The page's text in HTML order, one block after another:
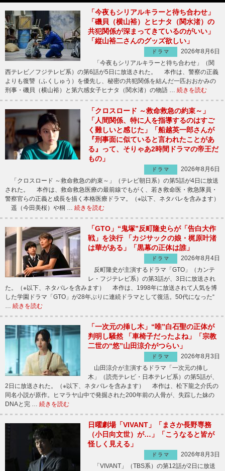
「今夜もシリアルキラーと待ち合わせ」
「磯貝（横山裕）とヒナタ（関水渚）の
共犯関係が深まってきているのがいい」
「縦山裕二さんのグッズ欲しい」
ドラマ
2026年8月6日
「今夜もシリアルキラーと待ち合わせ」（関
西テレビ／フジテレビ系）の第6話が5日に放送された。 本作は、警察の正義
よりも復讐（ふくしゅう）を優先し、秘密の共犯関係を結んだ一匹おおかみの
刑事・磯貝（横山裕）と第六感女子ヒナタ（関水渚）の物語 … 続きを読む
「クロスロード ～救命救急の約束～」
「人間関係、特に人を指導するのはすご
く難しいと感じた」「船越英一郎さんが
『刑事面に似ていると言われたことがあ
る』って、そりゃあ2時間ドラマの帝王だ
もの」
ドラマ
2026年8月6日
「クロスロード ～救命救急の約束～」（テレビ朝日系）の第5話が4日に放送
された。 本作は、救命救急医療の最前線でもがく、若き救命医・救急隊員・
警察官らの正義と成長を描く本格医療ドラマ。（※以下、ネタバレを含みます）
遥（今田美桜）や桐 … 続きを読む
「GTO」“鬼塚”反町隆史らが「告白大作
戦」を決行 「カジサックの娘・梶原叶渚
は華がある」「黒幕の正体は誰」
ドラマ
2026年8月4日
反町隆史が主演するドラマ「GTO」（カンテ
レ・フジテレビ系）の第3話が、3日に放送され
た。（※以下、ネタバレを含みます） 本作は、1998年に放送されて人気を博
した学園ドラマ「GTO」が28年ぶりに連続ドラマとして復活。50代になった“
… 続きを読む
「一次元の挿し木」“唯”白石聖の正体が
判明し騒然 「車椅子だったよね」「宗教
二世の“悠”山田涼介がつらい」
ドラマ
2026年8月3日
山田涼介が主演するドラマ「一次元の挿し
木」（読売テレビ・日本テレビ系）の第5話が、
2日に放送された。（※以下、ネタバレを含みます） 本作は、松下龍之介氏の
同名小説が原作。ヒマラヤ山中で発掘された200年前の人骨が、失踪した妹の
DNAと完 … 続きを読む
日曜劇場「VIVANT」「まさか長野専務
（小日向文世）が…」「こうなると皆が
怪しく見える」
ドラマ
2026年8月3日
「VIVANT」（TBS系）の第12話が2日に放送